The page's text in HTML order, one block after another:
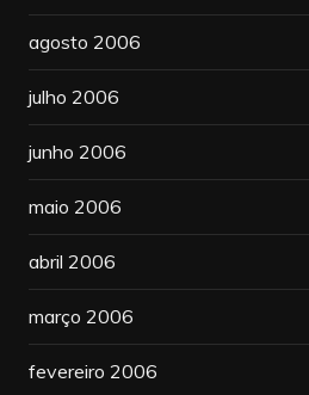
agosto 2006
julho 2006
junho 2006
maio 2006
abril 2006
março 2006
fevereiro 2006